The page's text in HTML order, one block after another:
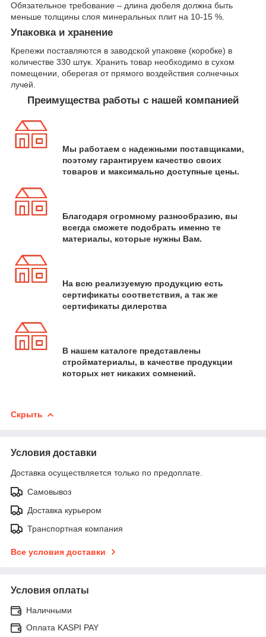
Обязательное требование – длина дюбеля должна быть
меньше толщины слоя минеральных плит на 10-15 %.
Упаковка и хранение
Крепежи поставляются в заводской упаковке (коробке) в
количестве 330 штук. Хранить товар необходимо в сухом
помещении, оберегая от прямого воздействия солнечных
лучей.
Преимущества работы с нашей компанией
Мы работаем с надежными поставщиками,
поэтому гарантируем качество своих
товаров и максимально доступные цены.
Благодаря огромному разнообразию, вы
всегда сможете подобрать именно те
материалы, которые нужны Вам.
На всю реализуемую продукцию есть
сертификаты соответствия, а так же
сертификаты дилерства
В нашем каталоге представлены
стройматериалы, в качестве продукции
которых нет никаких сомнений.
Скрыть
Условия доставки
Доставка осуществляется только по предоплате.
Самовывоз
Доставка курьером
Транспортная компания
Все условия доставки
Условия оплаты
Наличными
Оплата KASPI PAY